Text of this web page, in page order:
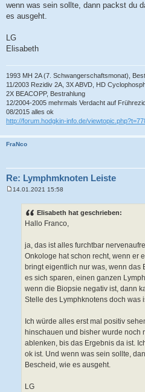
wenn was sein sollte, dann packst du
es ausgeht.
LG
Elisabeth
1993 MH 2A (7. Schwangerschaftsmonat),
11/2003 Rezidiv 2A, 3X ABVD, HD
2X BEACOPP, Bestrahlung
12/2004-2005 mehrmals Verdacht auf
08/2015 alles ok
http://forum.hodgkin-info.de/
FraNco
Re: Lymphmknoten Leiste
14.01.2021 15:58
Elisabeth hat geschrieben:
Hallo Franco,
ja, das ist alles furchtbar
Onkologe hat schon recht, wenn er
bringt eigentlich nur was, wenn das
es sich sparen, einen ganzen
wenn die Biopsie negativ ist, dann
Stelle des Lymphknotens doch was
Ich würde alles erst mal positiv
hinschauen und bisher wurde noch
ablenken, bis das Ergebnis da ist.
ok ist. Und wenn was sein sollte,
Bescheid, wie es ausgeht.
LG